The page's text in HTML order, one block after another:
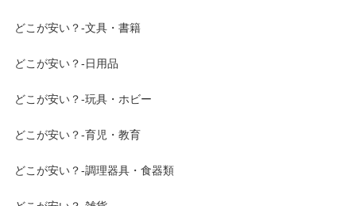
どこが安い？-文具・書籍
どこが安い？-日用品
どこが安い？-玩具・ホビー
どこが安い？-育児・教育
どこが安い？-調理器具・食器類